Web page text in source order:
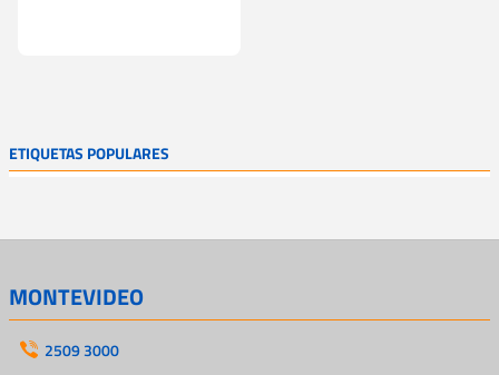
ETIQUETAS POPULARES
MONTEVIDEO
2509 3000